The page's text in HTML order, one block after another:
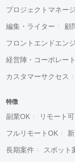
プロジェクトマネー
編集・ライター 顧
フロントエンドエン
経営陣・コーポレート
カスタマーサクセス
特徴
副業OK リモート可
フルリモートOK
長期案件 スポット